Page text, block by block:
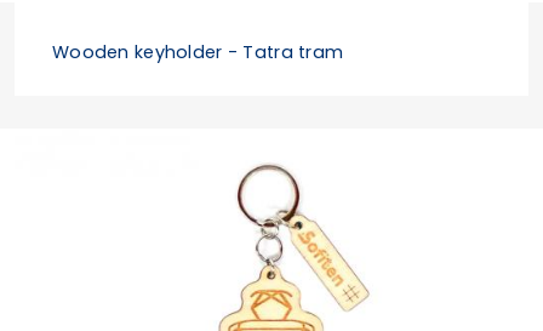
Wooden keyholder - Tatra tram